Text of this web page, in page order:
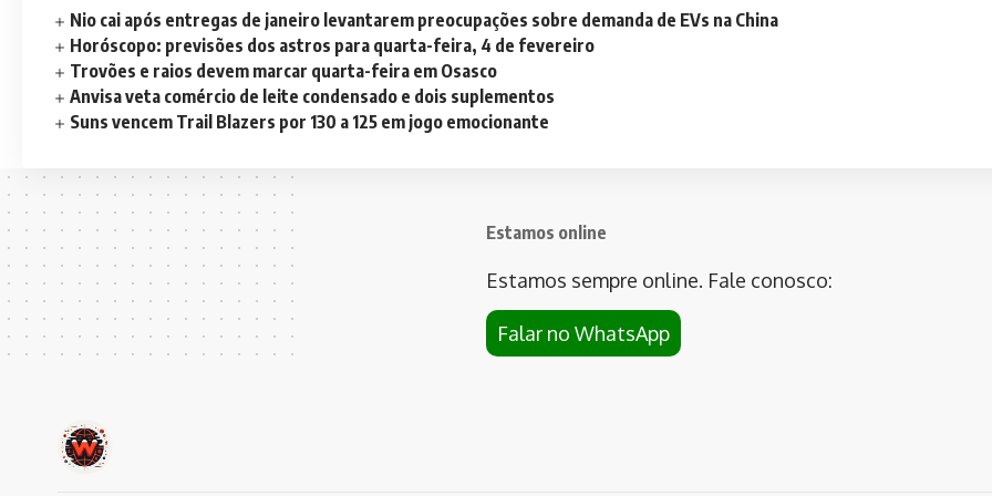
Nio cai após entregas de janeiro levantarem preocupações sobre demanda de EVs na China
Horóscopo: previsões dos astros para quarta-feira, 4 de fevereiro
Trovões e raios devem marcar quarta-feira em Osasco
Anvisa veta comércio de leite condensado e dois suplementos
Suns vencem Trail Blazers por 130 a 125 em jogo emocionante
Estamos online
Estamos sempre online. Fale conosco:
Falar no WhatsApp